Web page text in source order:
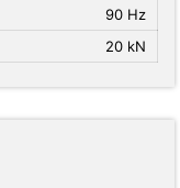
90 Hz
20 kN